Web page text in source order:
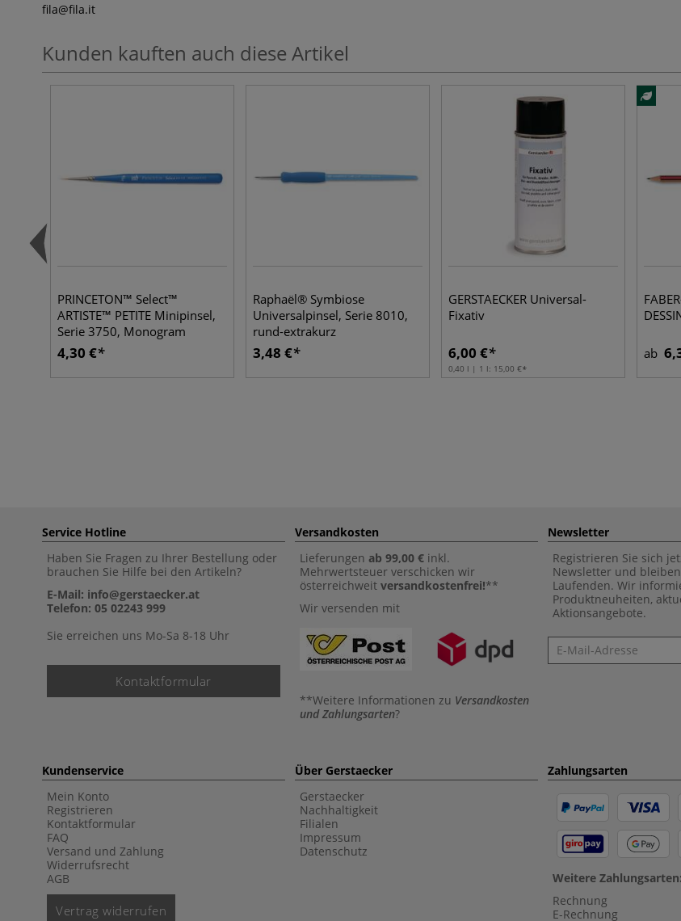
fila@fila.it
Kunden kauften auch diese Artikel
PRINCETON™ Select™
ARTISTE™ PETITE Minipinsel,
Serie 3750, Monogram
4,30 €
Raphaël® Symbiose
Universalpinsel, Serie 8010,
rund-extrakurz
3,48 €
GERSTAECKER Universal-
Fixativ
6,00 €
0,40 l | 1 l: 15,00 €
ab
Service Hotline
Haben Sie Fragen zu Ihrer Bestellung oder
brauchen Sie Hilfe bei den Artikeln?
E-Mail: info@gerstaecker.at
Telefon: 05 02243 999
Sie erreichen uns Mo-Sa 8-18 Uhr
Kontaktformular
Versandkosten
Lieferungen ab 99,00 € inkl.
Mehrwertsteuer verschicken wir
österreichweit versandkostenfrei!**
Wir versenden mit
**Weitere Informationen zu Versandkosten
und Zahlungsarten?
Newsletter
Registrieren Sie sich
Newsletter und
Laufenden. Wir
Produktneuheiten,
Aktionsangebote.
Newsletter
Kundenservice
Mein Konto
Registrieren
Kontaktformular
FAQ
Versand und Zahlung
Widerrufsrecht
AGB
Vertrag widerrufen
Über Gerstaecker
Gerstaecker
Nachhaltigkeit
Filialen
Impressum
Datenschutz
Zahlungsarten
Weitere Zahlungsarten:
Rechnung
E-Rechnung